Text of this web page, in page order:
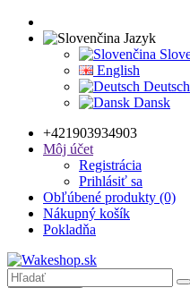
Jazyk
English
Deutsch
Dansk
+421903934903
Môj účet
Registrácia
Prihlásiť sa
Obľúbené produkty (0)
Nákupný košík
Pokladňa